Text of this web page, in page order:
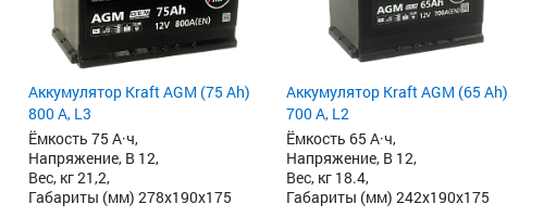
Аккумулятор Kraft AGM (75 Ah)
800 А, L3
Ёмкость 75 А·ч,
Напряжение, В 12,
Вес, кг 21,2,
Габариты (мм) 278x190x175
Аккумулятор Kraft AGM (65 Ah)
700 А, L2
Ёмкость 65 А·ч,
Напряжение, В 12,
Вес, кг 18.4,
Габариты (мм) 242x190x175